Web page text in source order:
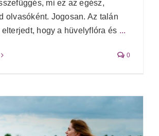
mi ez az egész,
olvasóként. Jogosan. Az talán
elterjedt, hogy a hüvelyflóra és ...
0